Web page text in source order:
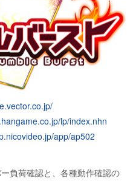
lp/index.nhn
app/ap502
負荷確認と、各種動作確認の